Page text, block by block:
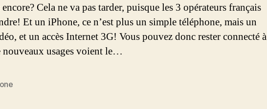
un
nouvel
Eldorado
Cela ne va pas tarder, puisque les 3 opérateurs français
Et un iPhone, ce n’est plus un simple téléphone, mais un
et un accès Internet 3G! Vous pouvez donc rester connecté à
usages voient le…